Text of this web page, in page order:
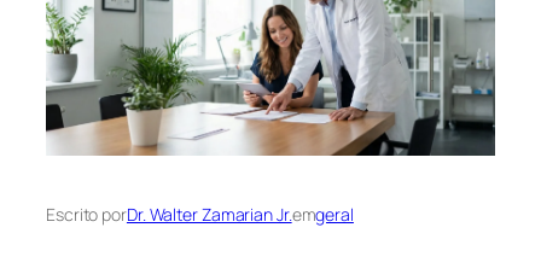
Escrito porDr. Walter Zamarian Jr.emgeral